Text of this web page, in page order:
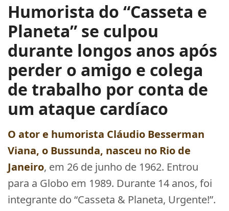
Humorista do “Casseta e
Planeta” se culpou
durante longos anos após
perder o amigo e colega
de trabalho por conta de
um ataque cardíaco
O ator e humorista Cláudio Besserman
Viana, o Bussunda, nasceu no Rio de
Janeiro, em 26 de junho de 1962. Entrou
para a Globo em 1989. Durante 14 anos, foi
integrante do “Casseta & Planeta, Urgente!”.